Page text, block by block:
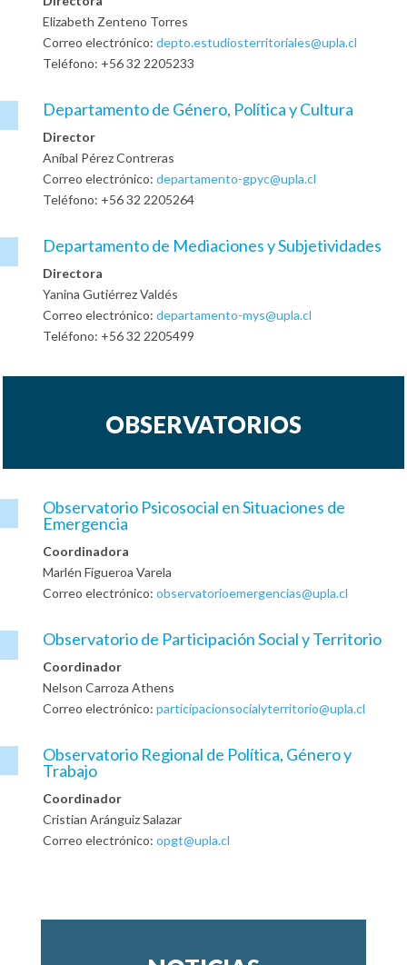
Elizabeth Zenteno Torres
Correo electrónico: depto.estudiosterritoriales@upla.cl
Teléfono: +56 32 2205233
Departamento de Género, Política y Cultura
Director
Aníbal Pérez Contreras
Correo electrónico: departamento-gpyc@upla.cl
Teléfono: +56 32 2205264
Departamento de Mediaciones y Subjetividades
Directora
Yanina Gutiérrez Valdés
Correo electrónico: departamento-mys@upla.cl
Teléfono: +56 32 2205499
OBSERVATORIOS
Observatorio Psicosocial en Situaciones de
Emergencia
Coordinadora
Marlén Figueroa Varela
Correo electrónico: observatorioemergencias@upla.cl
Observatorio de Participación Social y Territorio
Coordinador
Nelson Carroza Athens
Correo electrónico: participacionsocialyterritorio@upla.cl
Observatorio Regional de Política, Género y
Trabajo
Coordinador
Cristian Aránguiz Salazar
Correo electrónico: opgt@upla.cl